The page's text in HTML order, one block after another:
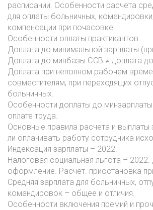
расписании. Особенности расчета
для оплаты больничных,
компенсации при почасовке.
Особенности оплаты практикантов.
Доплата до минимальной зарплаты
Доплата до минбазы ЄСВ ≠ доплата
Доплата при неполном рабочем
совместителям, при переходящих
больничных.
Особенности доплаты до
оплате труда.
Основные правила расчета и
ли оплачивать работу сотрудника
Индексация зарплаты – 2022.
Налоговая социальная льгота –
оформление. Расчет. приостановка
Средняя зарплата для больничных,
командировок – общее и отличия.
Особенности включения премий и